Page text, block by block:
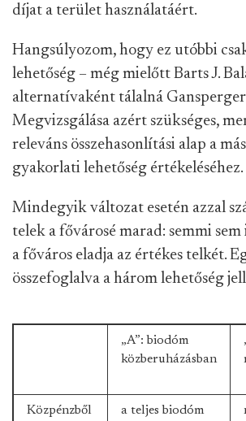
díjat a terület használatáért.
Hangsúlyozom, hogy ez utóbbi
lehetőség – még mielőtt Barts J.
alternatívaként tálalná
Megvizsgálása azért szükséges,
releváns összehasonlítási alap a
gyakorlati lehetőség értékeléséhez.
Mindegyik változat esetén azzal
telek a fővárosé marad: semmi
a főváros eladja az értékes telkét.
összefoglalva a három lehetőség
„A”: biodóm
közberuházásban
Közpénzből
a teljes biodóm